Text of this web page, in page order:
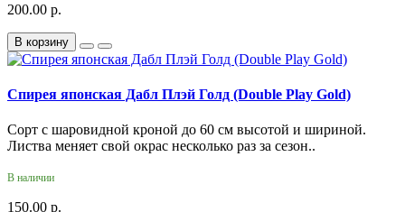
200.00 р.
В корзину
Спирея японская Дабл Плэй Голд (Double Play Gold)
Сорт с шаровидной кроной до 60 см высотой и шириной.
Листва меняет свой окрас несколько раз за сезон..
В наличии
150.00 р.